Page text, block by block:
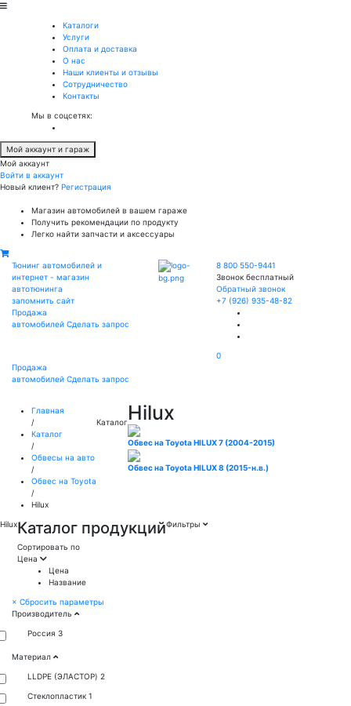
Каталоги
Услуги
Оплата и доставка
О нас
Наши клиенты и отзывы
Сотрудничество
Контакты
Мы в соцсетях:
Мой аккаунт и гараж
Мой аккаунт
Войти в аккаунт
Новый клиент? Регистрация
Магазин автомобилей в вашем гараже
Получить рекомендации по продукту
Легко найти запчасти и аксессуары
Тюнинг автомобилей и
интернет - магазин
автотюнинга
запомнить сайт
Продажа
автомобилей Сделать запрос
8 800 550-9441
Звонок бесплатный
Обратный звонок
+7 (926) 935-48-82
0
Продажа
автомобилей Сделать запрос
Главная
/
Каталог
/
Обвесы на авто
/
Обвес на Toyota
/
Hilux
Каталог Hilux
Обвес на Toyota HILUX 7 (2004-2015)
Обвес на Toyota HILUX 8 (2015-н.в.)
HiluxКаталог продукций
Сортировать по
Цена
Цена
Название
Фильтры
× Сбросить параметры
Производитель
Россия 3
Материал
LLDPE (ЭЛАСТОР) 2
Стеклопластик 1